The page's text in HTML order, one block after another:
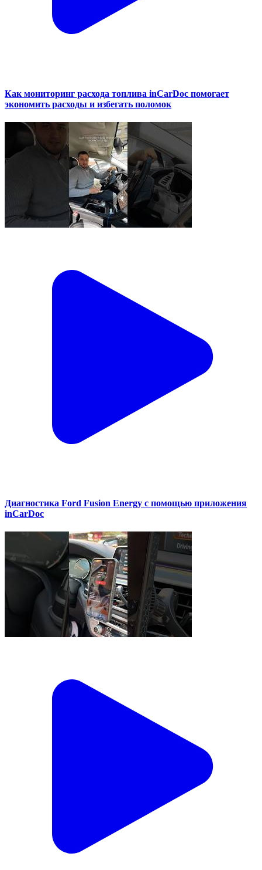
Как мониторинг расхода топлива inCarDoc помогает
экономить расходы и избегать поломок
Диагностика Ford Fusion Energy с помощью приложения
inCarDoc